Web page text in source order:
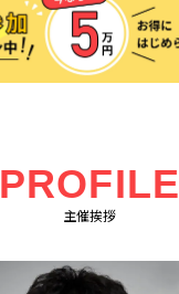
PROFILE
主催挨拶